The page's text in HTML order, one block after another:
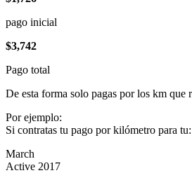
pago inicial
$3,742
Pago total
De esta forma solo pagas por los km que
Por ejemplo:
Si contratas tu pago por kilómetro para tu:
March
Active 2017